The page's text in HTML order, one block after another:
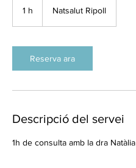
1 h Natsalut Ripoll
Reserva ara
Descripció del servei
1h de consulta amb la dra Natàlia